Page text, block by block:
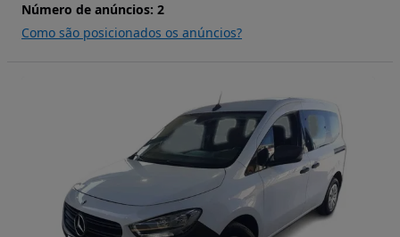
Número de anúncios: 2
Como são posicionados os anúncios?